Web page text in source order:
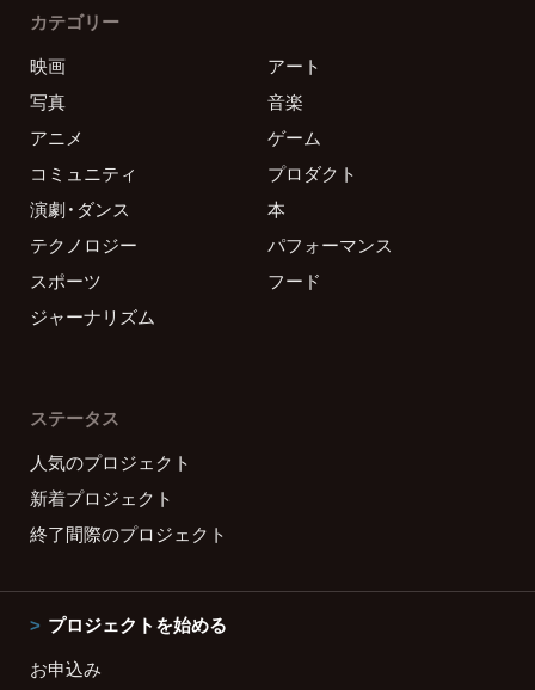
カテゴリー
映画
アート
写真
音楽
アニメ
ゲーム
コミュニティ
プロダクト
演劇・ダンス
本
テクノロジー
パフォーマンス
スポーツ
フード
ジャーナリズム
ステータス
人気のプロジェクト
新着プロジェクト
終了間際のプロジェクト
プロジェクトを始める
お申込み